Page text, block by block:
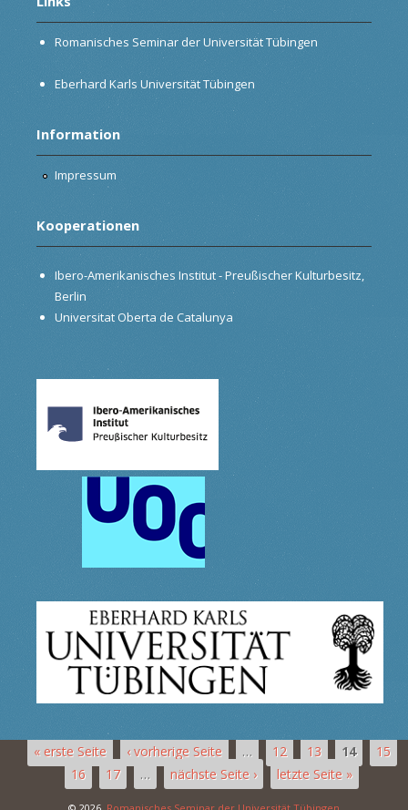
Romanisches Seminar der Universität Tübingen
Eberhard Karls Universität Tübingen
Information
Impressum
Kooperationen
Ibero-Amerikanisches Institut - Preußischer Kulturbesitz,
Berlin
Universitat Oberta de Catalunya
« erste Seite ‹ vorherige Seite … 12 13 14
15
16
17 … nächste Seite › letzte Seite »